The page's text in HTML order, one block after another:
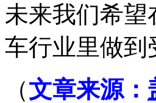
未来我们希
车行业里做到
（文章来源：